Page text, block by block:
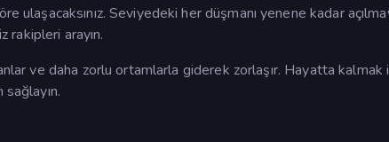
ulaşacaksınız. Seviyedeki her düşmanı yenene kadar
rakipleri arayın.
ve daha zorlu ortamlarla giderek zorlaşır. Hayatta kalmak